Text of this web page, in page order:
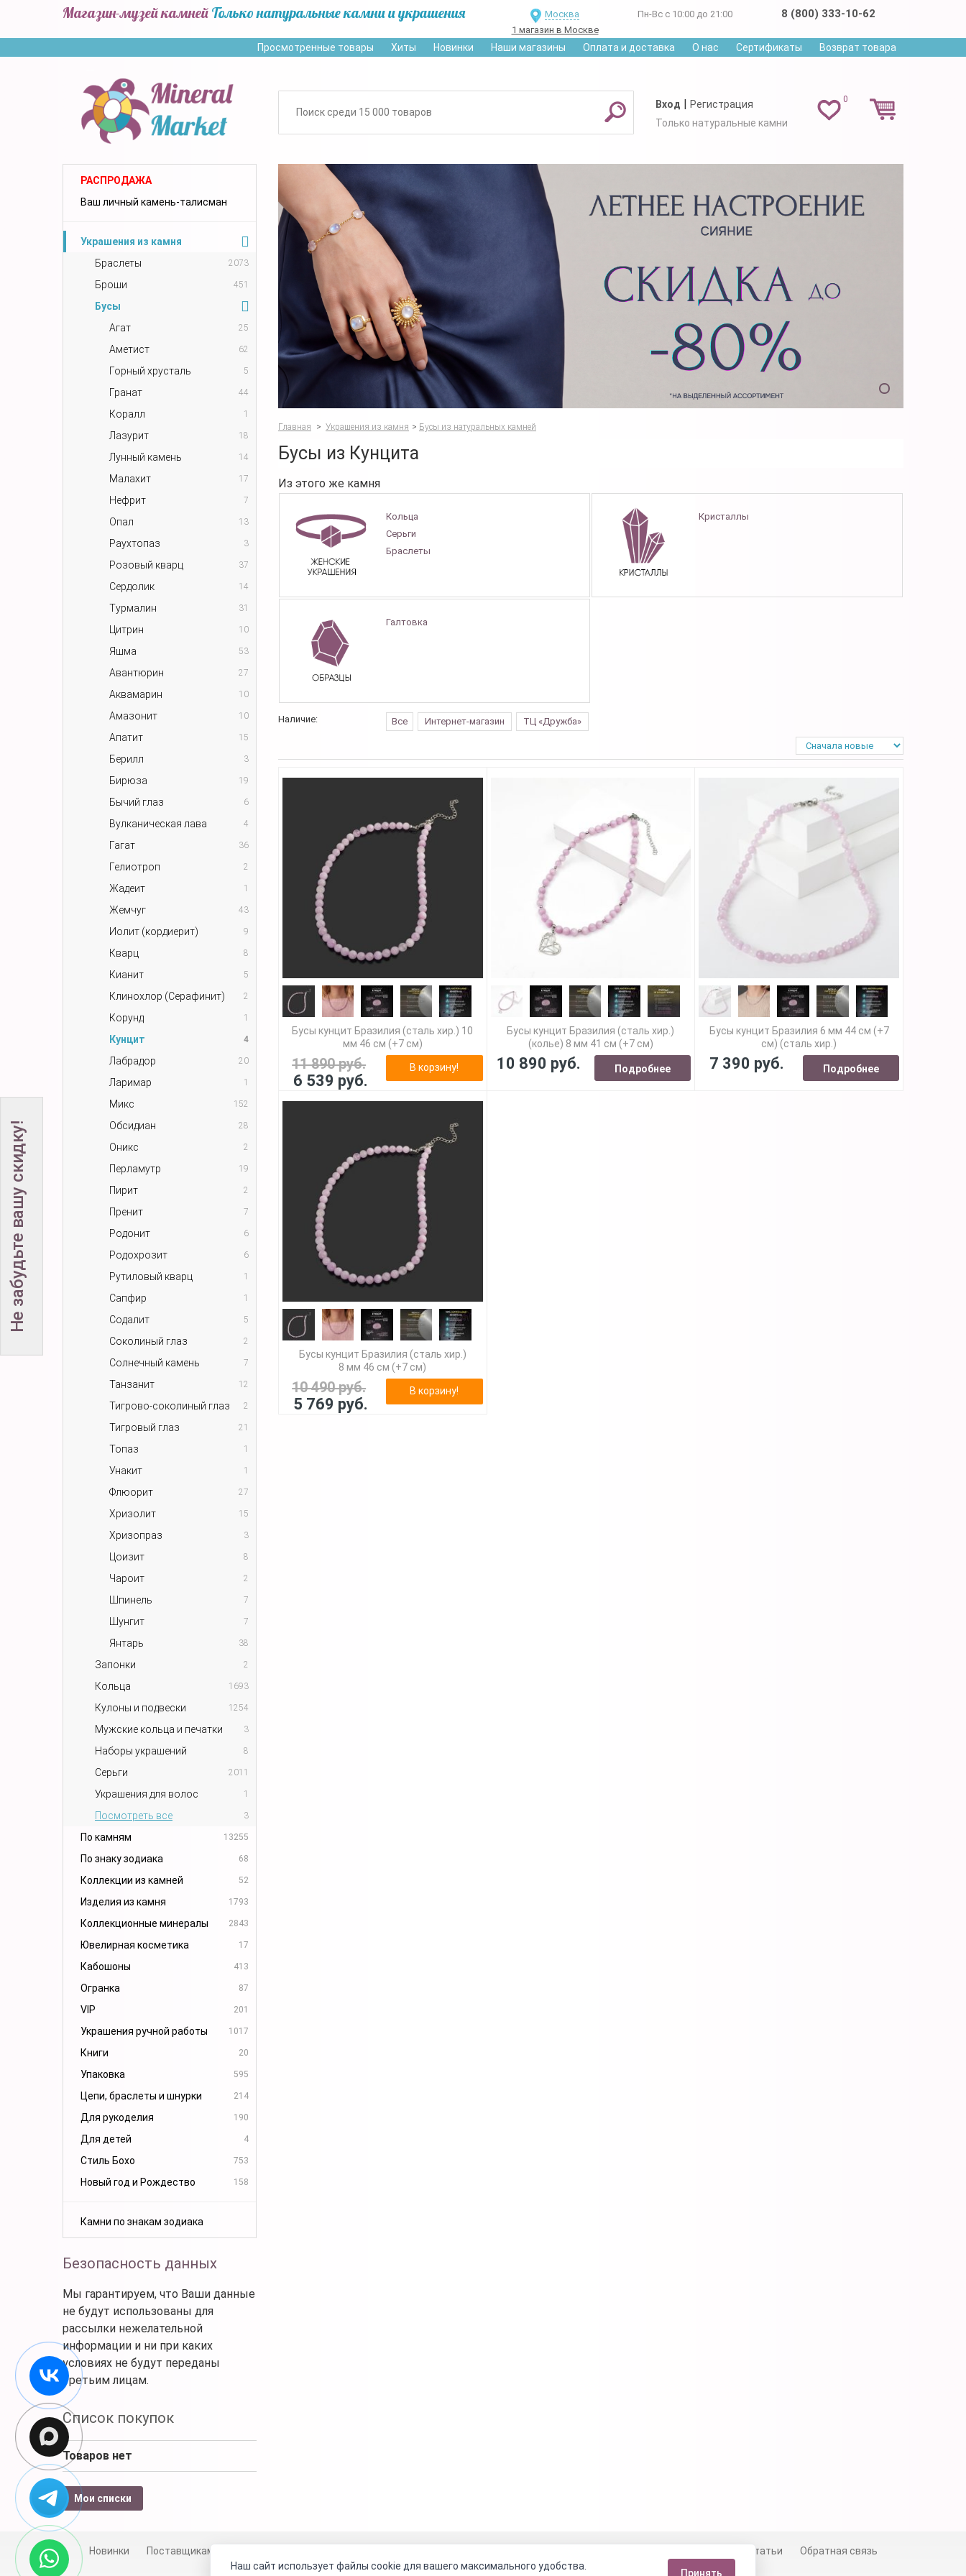
Магазин-музей камней Только натуральные камни и украшения
Москва
1 магазин в Москве
Пн-Вс с 10:00 до 21:00 8 (800) 333-10-62
Просмотренные товары Хиты Новинки Наши магазины Оплата и доставка О нас Сертификаты Возврат товара
0
Вход | Регистрация
Только натуральные камни
РАСПРОДАЖА
Ваш личный камень-талисман
Украшения из камня
Браслеты
2073
Броши 451
Бусы
Агат
25
Аметист 62
Горный хрусталь 5
Гранат 44
Коралл 1
Лазурит 18
Лунный камень 14
Малахит 17
Нефрит 7
Опал 13
Раухтопаз 3
Розовый кварц 37
Сердолик 14
Турмалин 31
Цитрин 10
Яшма 53
Авантюрин 27
Аквамарин 10
Амазонит 10
Апатит 15
Берилл 3
Бирюза 19
Бычий глаз 6
Вулканическая лава 4
Гагат 36
Гелиотроп 2
Жадеит 1
Жемчуг 43
Иолит (кордиерит) 9
Кварц 8
Кианит 5
Клинохлор (Серафинит) 2
Корунд 1
Кунцит 4
Лабрадор 20
Ларимар 1
Микс 152
Обсидиан 28
Оникс 2
Перламутр 19
Пирит 2
Пренит 7
Родонит 6
Родохрозит 6
Рутиловый кварц 1
Сапфир 1
Содалит 5
Соколиный глаз 2
Солнечный камень 7
Танзанит 12
Тигрово-соколиный глаз 2
Тигровый глаз 21
Топаз 1
Унакит 1
Флюорит 27
Хризолит 15
Хризопраз 3
Цоизит 8
Чароит 2
Шпинель 7
Шунгит 7
Янтарь 38
Запонки 2
Кольца 1693
Кулоны и подвески 1254
Мужские кольца и печатки 3
Наборы украшений 8
Серьги 2011
Украшения для волос 1
Посмотреть все 3
По камням 13255
По знаку зодиака 68
Коллекции из камней 52
Изделия из камня 1793
Коллекционные минералы 2843
Ювелирная косметика 17
Кабошоны 413
Огранка 87
VIP 201
Украшения ручной работы 1017
Книги 20
Упаковка 595
Цепи, браслеты и шнурки 214
Для рукоделия 190
Для детей 4
Стиль Бохо 753
Новый год и Рождество 158
Камни по знакам зодиака
Безопасность данных
Мы гарантируем, что Ваши данные
не будут использованы для
рассылки нежелательной
информации и ни при каких
условиях не будут переданы
третьим лицам.
Список покупок
Товаров нет
Мои списки
Главная > Украшения из камня > Бусы из натуральных камней
Бусы из Кунцита
Из этого же камня
Кольца
Серьги
Браслеты
Кристаллы
Галтовка
Наличие: Все Интернет-магазин ТЦ «Дружба»
Бусы кунцит Бразилия (сталь хир.) 10
мм 46 см (+7 см)
11 890 руб.
6 539 руб.
В корзину!
Бусы кунцит Бразилия (сталь хир.)
(колье) 8 мм 41 см (+7 см)
10 890 руб. Подробнее
Бусы кунцит Бразилия 6 мм 44 см (+7
см) (сталь хир.)
7 390 руб. Подробнее
Бусы кунцит Бразилия (сталь хир.)
8 мм 46 см (+7 см)
10 490 руб.
5 769 руб.
В корзину!
Не забудьте вашу скидку!
Новинки Поставщикам Статьи
Обратная связь
Видео о камнях
СОУТ Телеграм Max
Наш сайт использует файлы cookie для вашего максимального удобства.
Принять